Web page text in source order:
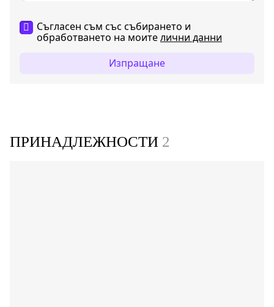
Съгласен съм със събирането и
обработването на моителични данни
Изпращане
ПРИНАДЛЕЖНОСТИ 2